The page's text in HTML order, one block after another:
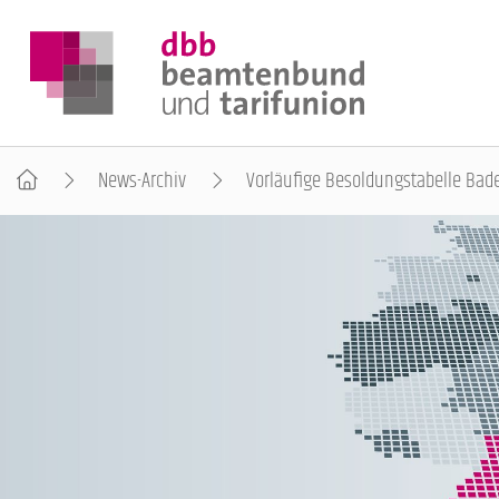
News-Archiv Vorläufige Besoldungstabelle